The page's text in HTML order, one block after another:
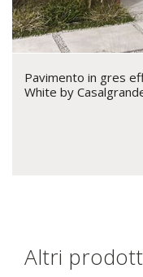
Pavimento in gres
White by
Altri